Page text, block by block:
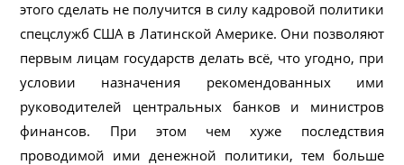
этого сделать не получится в силу кадровой политики
спецслужб США в Латинской Америке. Они позволяют
первым лицам государств делать всё, что угодно, при
условии назначения рекомендованных ими
руководителей центральных банков и министров
финансов. При этом чем хуже последствия
проводимой ими денежной политики, тем больше